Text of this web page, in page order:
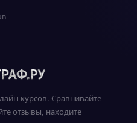
курсов. Сравнивайте
отзывы, находите